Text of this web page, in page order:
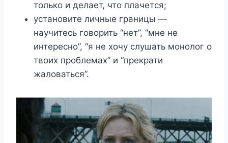
только и делает, что плачется;
установите личные границы —
научитесь говорить “нет”, “мне не
интересно”, “я не хочу слушать монолог о
твоих проблемах” и “прекрати
жаловаться”.